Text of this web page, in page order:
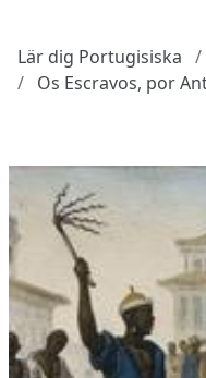
Lär dig Portugisiska
Os Escravos, por